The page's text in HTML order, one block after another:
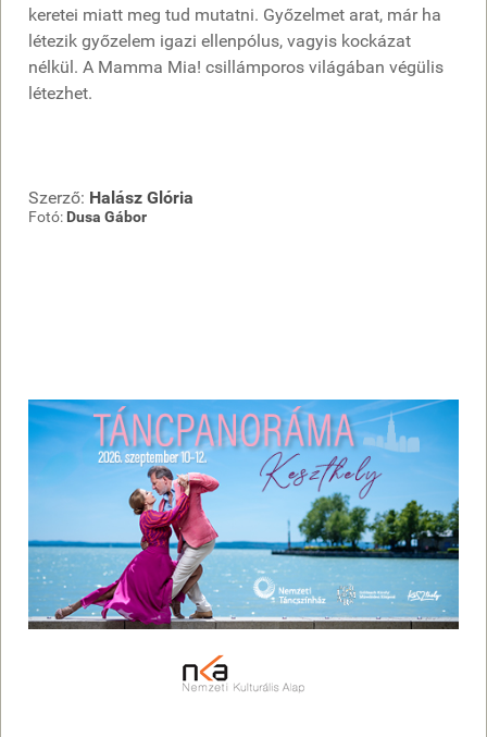
keretei miatt meg tud mutatni. Győzelmet arat, már ha
létezik győzelem igazi ellenpólus, vagyis kockázat
nélkül. A Mamma Mia! csillámporos világában végülis
létezhet.
Szerző: Halász Glória
Fotó: Dusa Gábor